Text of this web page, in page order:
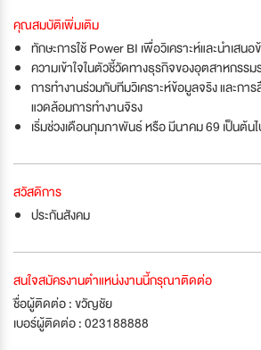
คุณสมบัติเพิ่มเติม
ทักษะการใช้ Power BI เพื่อวิเคราะห์และนำเสน
ความเข้าใจในตัวชี้วัดทางธุรกิจของอุตสาหกรรม
การทำงานร่วมกับทีมวิเคราะห์ข้อมูลจริง และกา
แวดล้อมการทำงานจิรง
เริ่มช่วงเดือนกุมภาพันธ์ หรือ มีนาคม 69 เป็นต้น
สวัสดิการ
ประกันสังคม
สนใจสมัครงานตำแหน่งงานนี้กรุณาติดต่อ
ชื่อผู้ติดต่อ : ขวัญชัย
เบอร์ผู้ติดต่อ : 023188888